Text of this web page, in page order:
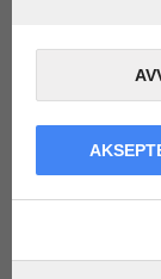
Hvis du har
mest
litt så går det
vedlikeholde
Det er forsket
årene. Fra å
normale